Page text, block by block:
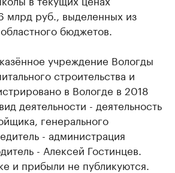
млрд руб., выделенных из
бюджетов.
учреждение Вологды
строительства и
в Вологде в 2018
деятельности - деятельность
генерального
- администрация
- Алексей Гостинцев.
и прибыли не публикуются.